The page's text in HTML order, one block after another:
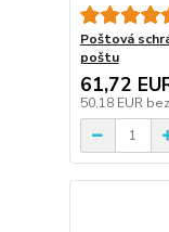
Poštová
poštu
61,72
50,18 EUR